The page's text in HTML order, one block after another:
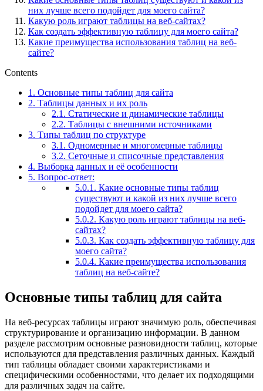
них лучше всего подойдет для моего сайта?
Какую роль играют таблицы на веб-сайтах?
Как создать эффективную таблицу для моего сайта?
Какие преимущества использования таблиц на веб-
сайте?
Contents
1. Основные типы таблиц для сайта
2. Таблицы данных и их роль
2.1. Статические и динамические таблицы
2.2. Таблицы с внешними источниками
3. Типы таблиц по структуре
3.1. Одномерные и многомерные таблицы
3.2. Сеточные и списочные представления
4. Выборка данных и её особенности
5. Вопрос-ответ:
5.0.1. Какие основные типы таблиц
существуют и какой из них лучше всего
подойдет для моего сайта?
5.0.2. Какую роль играют таблицы на веб-
сайтах?
5.0.3. Как создать эффективную таблицу для
моего сайта?
5.0.4. Какие преимущества использования
таблиц на веб-сайте?
Основные типы таблиц для сайта
На веб-ресурсах таблицы играют значимую роль, обеспечивая
структурирование и организацию информации. В данном
разделе рассмотрим основные разновидности таблиц, которые
используются для представления различных данных. Каждый
тип таблицы обладает своими характеристиками и
специфическими особенностями, что делает их подходящими
для различных задач на сайте.